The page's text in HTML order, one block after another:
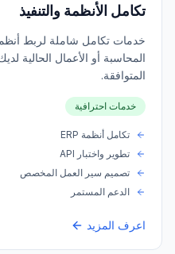
تكامل الأنظمة والتنفيذ
خدمات تكامل شاملة لربط
المحاسبة أو الأعمال الحالية
المتوافقة.
خدمات احترافية
تكامل أنظمة ERP
تطوير واختبار API
تصميم سير العمل المخصص
الدعم المستمر
اعرف المزيد